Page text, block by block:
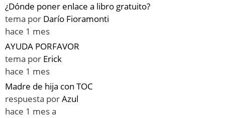
¿Dónde poner enlace a libro gratuito?
tema por Darío Fioramonti
hace 1 mes
AYUDA PORFAVOR
tema por Erick
hace 1 mes
Madre de hija con TOC
respuesta porAzul
hace 1 mes a